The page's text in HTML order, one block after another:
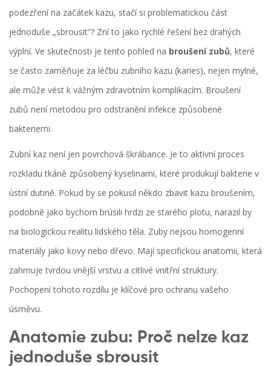
podezření na začátek kazu, stačí si problematickou část
jednoduše „sbrousit“? Zní to jako rychlé řešení bez drahých
výplní. Ve skutečnosti je tento pohled na broušení zubů, které
se často zaměňuje za léčbu zubního kazu (karies), nejen mylné,
ale může vést k vážným zdravotním komplikacím. Broušení
zubů není metodou pro odstranění infekce způsobené
bakteriemi.
Zubní kaz není jen povrchová škrábance. Je to aktivní proces
rozkladu tkáně způsobený kyselinami, které produkují bakterie v
ústní dutině. Pokud by se pokusil někdo zbavit kazu broušením,
podobně jako bychom brúsili hrdzi ze starého plotu, narazil by
na biologickou realitu lidského těla. Zuby nejsou homogenní
materiály jako kovy nebo dřevo. Mají specifickou anatomii, která
zahrnuje tvrdou vnější vrstvu a citlivé vnitřní struktury.
Pochopení tohoto rozdílu je klíčové pro ochranu vašeho
úsměvu.
Anatomie zubu: Proč nelze kaz
jednoduše sbrousit